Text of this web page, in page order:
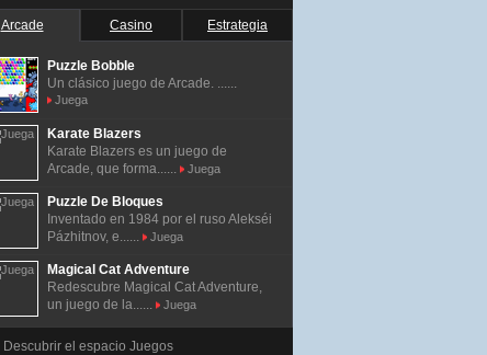
Arcade Casino Estrategia
Puzzle Bobble
Un clásico juego de Arcade. ......
Juega
Karate Blazers
Karate Blazers es un juego de
Arcade, que forma......
Juega
Puzzle De Bloques
Inventado en 1984 por el ruso Alekséi
Pázhitnov, e......
Juega
Magical Cat Adventure
Redescubre Magical Cat Adventure,
un juego de la......
Juega
Descubrir el espacio Juegos